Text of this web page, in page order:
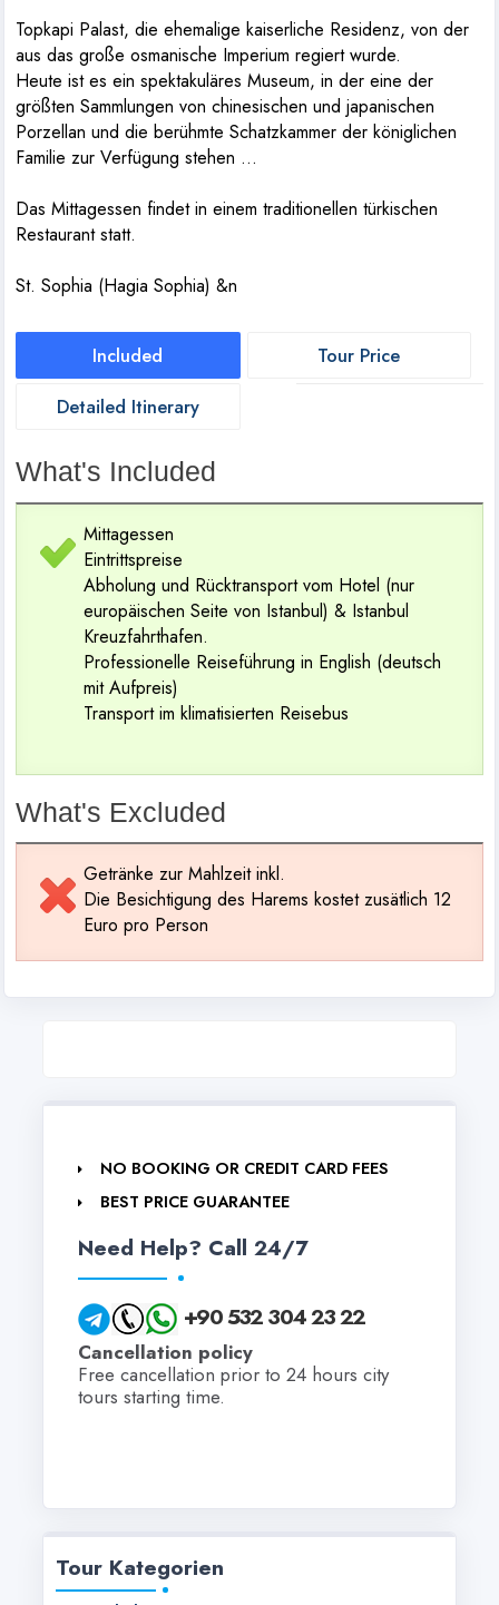
Topkapi Palast, die ehemalige kaiserliche Residenz, von der
aus das große osmanische Imperium regiert wurde.
Heute ist es ein spektakuläres Museum, in der eine der
größten Sammlungen von chinesischen und japanischen
Porzellan und die berühmte Schatzkammer der königlichen
Familie zur Verfügung stehen ...
Das Mittagessen findet in einem traditionellen türkischen
Restaurant statt.
St. Sophia (Hagia Sophia) &n
Included
Tour Price
Detailed Itinerary
What's Included
Mittagessen
Eintrittspreise
Abholung und Rücktransport vom Hotel (nur
europäischen Seite von Istanbul) & Istanbul
Kreuzfahrthafen.
Professionelle Reiseführung in English (deutsch
mit Aufpreis)
Transport im klimatisierten Reisebus
What's Excluded
Getränke zur Mahlzeit inkl.
Die Besichtigung des Harems kostet zusätlich 12
Euro pro Person
NO BOOKING OR CREDIT CARD FEES
BEST PRICE GUARANTEE
Need Help? Call 24/7
+90 532 304 23 22
Cancellation policy
Free cancellation prior to 24 hours city
tours starting time.
Tour Kategorien